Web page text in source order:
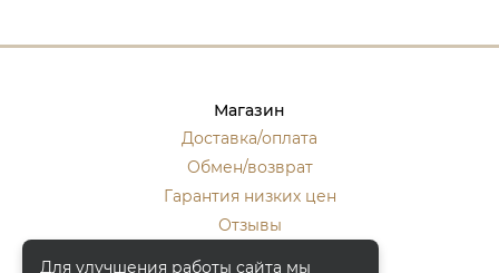
Магазин
Доставка/оплата
Обмен/возврат
Гарантия низких цен
Отзывы
Для улучшения работы сайта мы